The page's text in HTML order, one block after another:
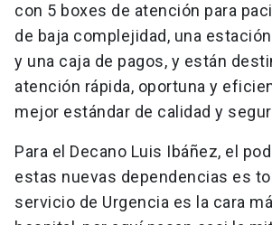
con 5 boxes de atención para
de baja complejidad, una
y una caja de pagos, y están
atención rápida, oportuna y
mejor estándar de calidad y
Para el Decano Luis Ibáñez, el
estas nuevas dependencias es
servicio de Urgencia es la cara